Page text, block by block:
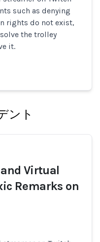
such as denying
rights do not exist,
the trolley
it.
ント
and Virtual
Remarks on